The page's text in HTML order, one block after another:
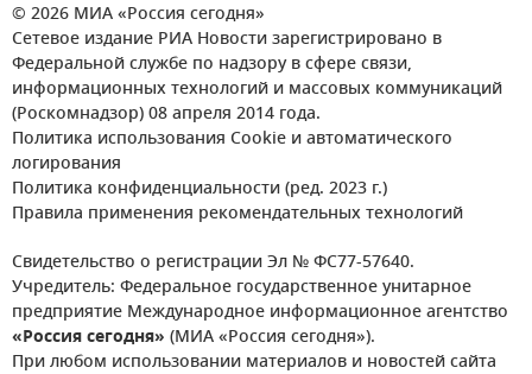
© 2026 МИА «Россия сегодня»
Сетевое издание РИА Новости зарегистрировано в
Федеральной службе по надзору в сфере связи,
информационных технологий и массовых коммуникаций
(Роскомнадзор) 08 апреля 2014 года.
Политика использования Cookie и автоматического
логирования
Политика конфиденциальности (ред. 2023 г.)
Правила применения рекомендательных технологий
Свидетельство о регистрации Эл № ФС77-57640.
Учредитель: Федеральное государственное унитарное
предприятие Международное информационное агентство
«Россия сегодня» (МИА «Россия сегодня»).
При любом использовании материалов и новостей сайта